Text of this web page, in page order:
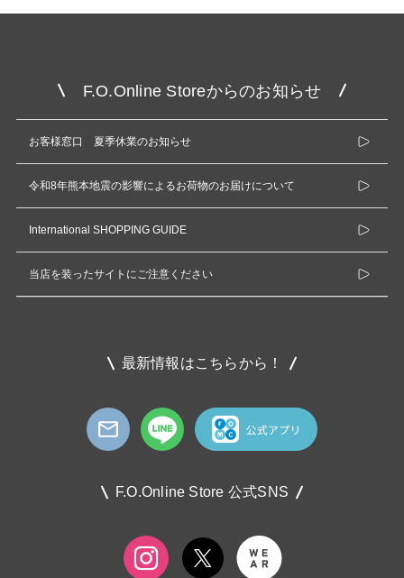
F.O.Online Storeからのお知らせ
お客様窓口 夏季休業のお知らせ
令和8年熊本地震の影響によるお荷物のお届けについて
International SHOPPING GUIDE
当店を装ったサイトにご注意ください
最新情報はこちらから！
F.O.Online Store 公式SNS